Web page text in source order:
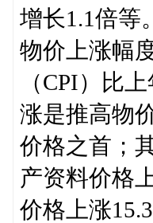
增长1.1倍等。
物价上涨幅
（CPI）比
涨是推高物
价格之首；
产资料价格
价格上涨